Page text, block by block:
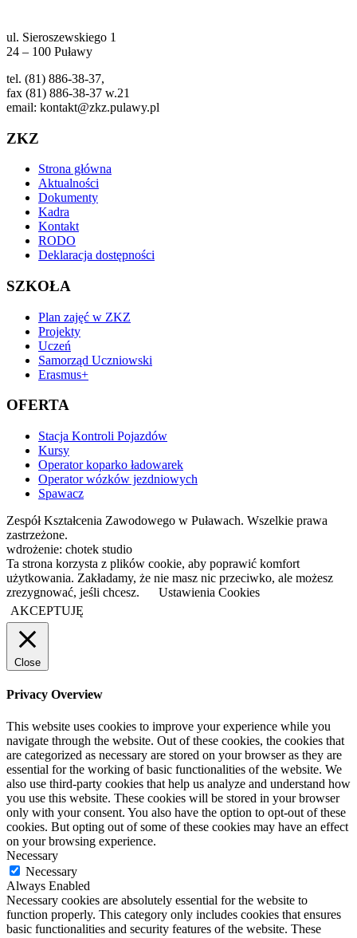
ul. Sieroszewskiego 1
24 – 100 Puławy
tel. (81) 886-38-37,
fax (81) 886-38-37 w.21
email: kontakt@zkz.pulawy.pl
ZKZ
Strona główna
Aktualności
Dokumenty
Kadra
Kontakt
RODO
Deklaracja dostępności
SZKOŁA
Plan zajęć w ZKZ
Projekty
Uczeń
Samorząd Uczniowski
Erasmus+
OFERTA
Stacja Kontroli Pojazdów
Kursy
Operator koparko ładowarek
Operator wózków jezdniowych
Spawacz
Zespół Kształcenia Zawodowego w Puławach. Wszelkie prawa
zastrzeżone.
wdrożenie: chotek studio
Ta strona korzysta z plików cookie, aby poprawić komfort
użytkowania. Zakładamy, że nie masz nic przeciwko, ale możesz
zrezygnować, jeśli chcesz.
Ustawienia Cookies
AKCEPTUJĘ
Close
Privacy Overview
This website uses cookies to improve your experience while you
navigate through the website. Out of these cookies, the cookies that
are categorized as necessary are stored on your browser as they are
essential for the working of basic functionalities of the website. We
also use third-party cookies that help us analyze and understand how
you use this website. These cookies will be stored in your browser
only with your consent. You also have the option to opt-out of these
cookies. But opting out of some of these cookies may have an effect
on your browsing experience.
Necessary
Necessary
Always Enabled
Necessary cookies are absolutely essential for the website to
function properly. This category only includes cookies that ensures
basic functionalities and security features of the website. These